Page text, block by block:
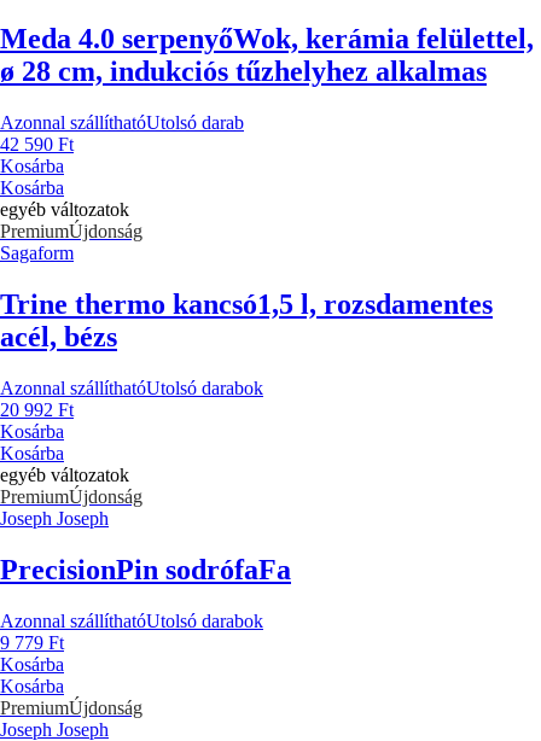
Meda 4.0 serpenyőWok, kerámia felülettel,
ø 28 cm, indukciós tűzhelyhez alkalmas
Azonnal szállíthatóUtolsó darab
42 590 Ft
Kosárba
Kosárba
egyéb változatok
PremiumÚjdonság
Sagaform
Trine thermo kancsó1,5 l, rozsdamentes
acél, bézs
Azonnal szállíthatóUtolsó darabok
20 992 Ft
Kosárba
Kosárba
egyéb változatok
PremiumÚjdonság
Joseph Joseph
PrecisionPin sodrófaFa
Azonnal szállíthatóUtolsó darabok
9 779 Ft
Kosárba
Kosárba
PremiumÚjdonság
Joseph Joseph